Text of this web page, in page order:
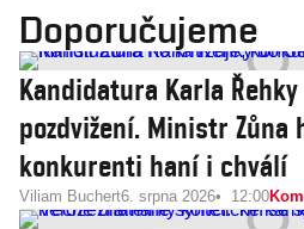
Doporučujeme
Kandidatura Karla
pozdvižení. Ministr Zůna
konkurenti haní i chválí
Viliam Buchert6. srpna 2026 12:00